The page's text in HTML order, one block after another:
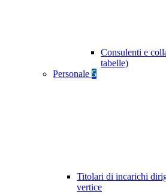
Consulenti e
tabelle)
Personale 5
Titolari di incarichi
vertice